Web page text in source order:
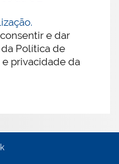
e dar
Política de
privacidade da